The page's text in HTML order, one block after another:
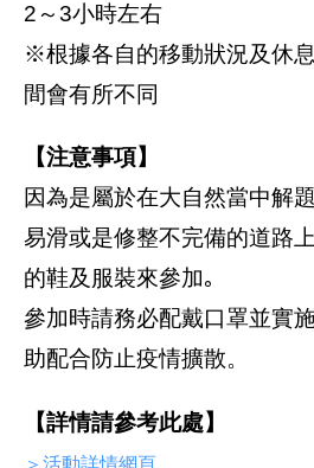
2～3小時左右
※根據各自的移動狀況及休
間會有所不同
【注意事項】
因為是屬於在大自然當中解
易滑或是修整不完備的道路
的鞋及服裝來參加｡
參加時請務必配戴口罩並實
助配合防止疫情擴散。
【詳情請參考此處】
＞活動詳情網頁